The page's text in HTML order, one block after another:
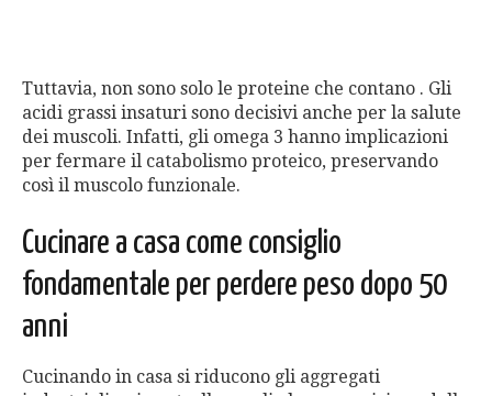
Tuttavia, non sono solo le proteine che contano . Gli
acidi grassi insaturi sono decisivi anche per la salute
dei muscoli. Infatti, gli omega 3 hanno implicazioni
per fermare il catabolismo proteico, preservando
così il muscolo funzionale.
Cucinare a casa come consiglio
fondamentale per perdere peso dopo 50
anni
Cucinando in casa si riducono gli aggregati